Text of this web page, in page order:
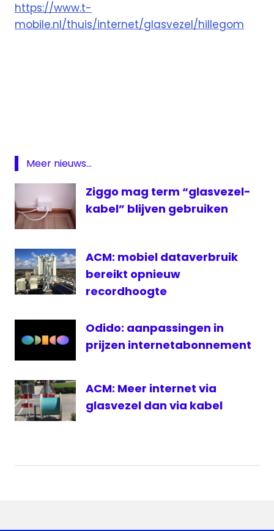
https://www.t-
mobile.nl/thuis/internet/glasvezel/hillegom
T-Meer nieuws...
Ziggo mag term “glasvezel-
kabel” blijven gebruiken
ACM: mobiel dataverbruik
bereikt opnieuw
recordhoogte
Odido: aanpassingen in
prijzen internetabonnement
ACM: Meer internet via
glasvezel dan via kabel